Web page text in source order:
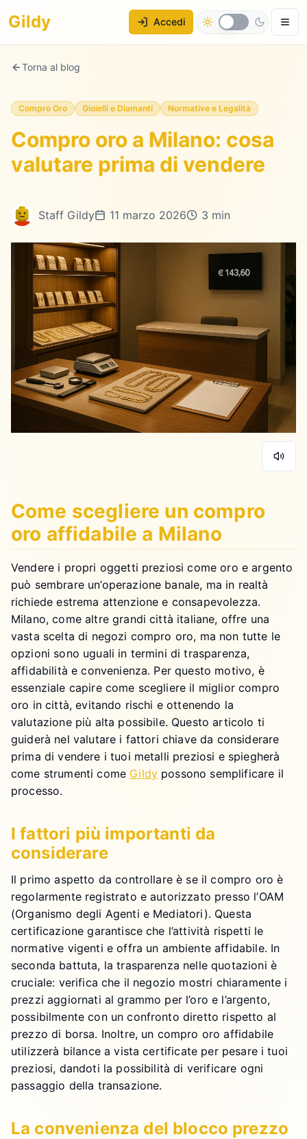
Gildy Accedi
Torna al blog
Compro Oro Gioielli e Diamanti Normative e Legalità
Compro oro a Milano: cosa
valutare prima di vendere
Staff Gildy 11 marzo 2026 3 min
Come scegliere un compro
oro affidabile a Milano
Vendere i propri oggetti preziosi come oro e argento
può sembrare un’operazione banale, ma in realtà
richiede estrema attenzione e consapevolezza.
Milano, come altre grandi città italiane, offre una
vasta scelta di negozi compro oro, ma non tutte le
opzioni sono uguali in termini di trasparenza,
affidabilità e convenienza. Per questo motivo, è
essenziale capire come scegliere il miglior compro
oro in città, evitando rischi e ottenendo la
valutazione più alta possibile. Questo articolo ti
guiderà nel valutare i fattori chiave da considerare
prima di vendere i tuoi metalli preziosi e spiegherà
come strumenti come Gildy possono semplificare il
processo.
I fattori più importanti da
considerare
Il primo aspetto da controllare è se il compro oro è
regolarmente registrato e autorizzato presso l’OAM
(Organismo degli Agenti e Mediatori). Questa
certificazione garantisce che l’attività rispetti le
normative vigenti e offra un ambiente affidabile. In
seconda battuta, la trasparenza nelle quotazioni è
cruciale: verifica che il negozio mostri chiaramente i
prezzi aggiornati al grammo per l’oro e l’argento,
possibilmente con un confronto diretto rispetto al
prezzo di borsa. Inoltre, un compro oro affidabile
utilizzerà bilance a vista certificate per pesare i tuoi
preziosi, dandoti la possibilità di verificare ogni
passaggio della transazione.
La convenienza del blocco prezzo